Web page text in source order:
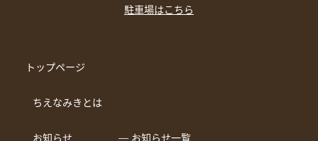
駐車場はこちら
トップページ
ちえなみきとは
お知らせ ― お知らせ一覧